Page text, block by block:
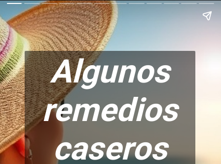
Algunos
remedios
caseros